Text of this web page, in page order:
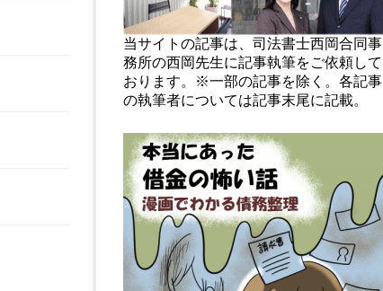
当サイトの記事は、司法書士西岡合同事
務所の西岡先生に記事執筆をご依頼して
おります。※一部の記事を除く。各記事
の執筆者については記事末尾に記載。